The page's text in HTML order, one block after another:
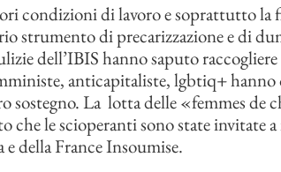
condizioni di lavoro e soprattutto la
strumento di precarizzazione e di
dell’IBIS hanno saputo
anticapitaliste, lgbtiq+ hanno
sostegno. La lotta delle «femmes de
che le scioperanti sono state invitate
della France Insoumise.